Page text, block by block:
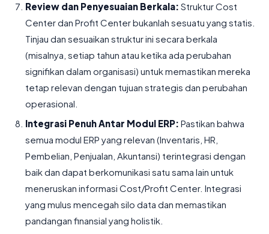
Review dan Penyesuaian Berkala: Struktur Cost
Center dan Profit Center bukanlah sesuatu yang statis.
Tinjau dan sesuaikan struktur ini secara berkala
(misalnya, setiap tahun atau ketika ada perubahan
signifikan dalam organisasi) untuk memastikan mereka
tetap relevan dengan tujuan strategis dan perubahan
operasional.
Integrasi Penuh Antar Modul ERP: Pastikan bahwa
semua modul ERP yang relevan (Inventaris, HR,
Pembelian, Penjualan, Akuntansi) terintegrasi dengan
baik dan dapat berkomunikasi satu sama lain untuk
meneruskan informasi Cost/Profit Center. Integrasi
yang mulus mencegah silo data dan memastikan
pandangan finansial yang holistik.